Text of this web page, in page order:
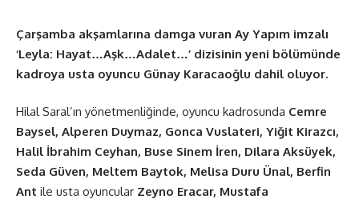
Çarşamba akşamlarına damga vuran Ay Yapım imzalı
‘Leyla: Hayat…Aşk…Adalet…’ dizisinin yeni bölümünde
kadroya usta oyuncu Günay Karacaoğlu dahil oluyor.
Hilal Saral’ın yönetmenliğinde, oyuncu kadrosunda Cemre
Baysel, Alperen Duymaz, Gonca Vuslateri, Yiğit Kirazcı,
Halil İbrahim Ceyhan, Buse Sinem İren, Dilara Aksüyek,
Seda Güven, Meltem Baytok, Melisa Duru Ünal, Berfin
Ant ile usta oyuncular Zeyno Eracar, Mustafa